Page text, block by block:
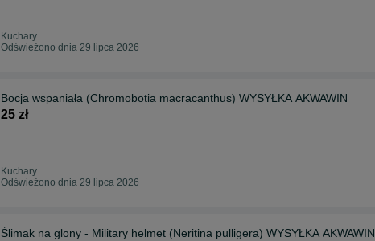
Kuchary
Odświeżono dnia 29 lipca 2026
Bocja wspaniała (Chromobotia macracanthus) WYSYŁKA AKWAWIN
25 zł
Kuchary
Odświeżono dnia 29 lipca 2026
Ślimak na glony - Military helmet (Neritina pulligera) WYSYŁKA AKWAWIN